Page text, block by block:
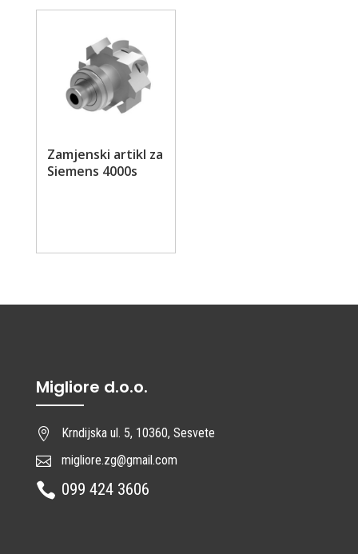
Zamjenski artikl za
Siemens 4000s
Migliore d.o.o.

Krndijska ul. 5, 10360, Sesvete

migliore.zg@gmail.com
 099 424 3606